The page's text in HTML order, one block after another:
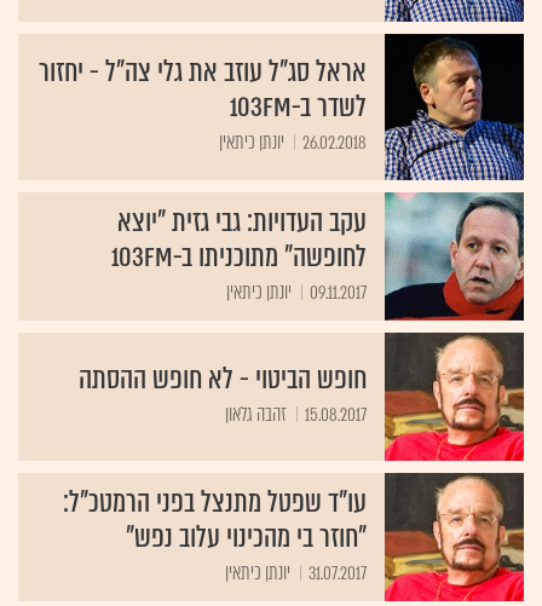
אראל סג"ל עוזב את גלי צה"ל - יחזור
לשדר ב-103FM
26.02.2018 יונתן כיתאין
עקב העדויות: גבי גזית "יוצא
לחופשה" מתוכניתו ב-103FM
09.11.2017 יונתן כיתאין
חופש הביטוי - לא חופש ההסתה
15.08.2017 זהבה גלאון
עו"ד שפטל מתנצל בפני הרמטכ"ל:
"חוזר בי מהכינוי עלוב נפש"
31.07.2017 יונתן כיתאין